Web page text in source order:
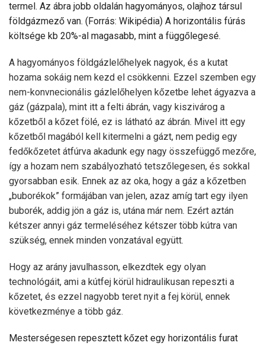
termel. Az ábra jobb oldalán hagyományos, olajhoz társul
földgázmező van. (Forrás: Wikipédia) A horizontális fúrás
költsége kb 20%-al magasabb, mint a függőlegesé.
A hagyományos földgázlelőhelyek nagyok, és a kutat
hozama sokáig nem kezd el csökkenni. Ezzel szemben egy
nem-konvnecionális gázlelőhelyen kőzetbe lehet ágyazva a
gáz (gázpala), mint itt a felti ábrán, vagy kiszivárog a
kőzetből a kőzet fölé, ez is látható az ábrán. Mivel itt egy
kőzetből magából kell kitermelni a gázt, nem pedig egy
fedőkőzetet átfúrva akadunk egy nagy összefüggő mezőre,
így a hozam nem szabályozható tetszőlegesen, és sokkal
gyorsabban esik. Ennek az az oka, hogy a gáz a kőzetben
„buborékok” formájában van jelen, azaz amíg tart egy ilyen
buborék, addig jön a gáz is, utána már nem. Ezért aztán
kétszer annyi gáz termeléséhez kétszer több kútra van
szükség, ennek minden vonzatával együtt.
Hogy az arány javulhasson, elkezdtek egy olyan
technológáit, ami a kútfej körül hidraulikusan repeszti a
kőzetet, és ezzel nagyobb teret nyit a fej körül, ennek
következménye a több gáz.
Mesterségesen repesztett kőzet egy horizontális furat